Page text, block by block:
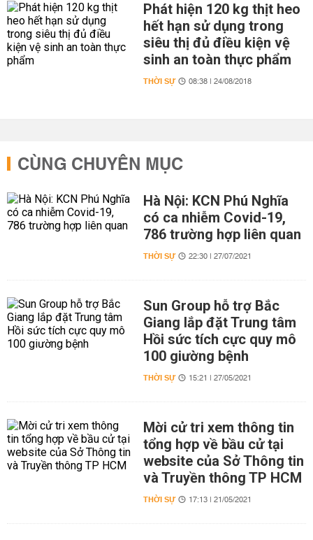
Phát hiện 120 kg thịt heo
hết hạn sử dụng trong
siêu thị đủ điều kiện vệ
sinh an toàn thực phẩm
THỜI SỰ 08:38 | 24/08/2018
CÙNG CHUYÊN MỤC
Hà Nội: KCN Phú Nghĩa
có ca nhiễm Covid-19,
786 trường hợp liên quan
THỜI SỰ 22:30 | 27/07/2021
Sun Group hỗ trợ Bắc
Giang lắp đặt Trung tâm
Hồi sức tích cực quy mô
100 giường bệnh
THỜI SỰ 15:21 | 27/05/2021
Mời cử tri xem thông tin
tổng hợp về bầu cử tại
website của Sở Thông tin
và Truyền thông TP HCM
THỜI SỰ 17:13 | 21/05/2021